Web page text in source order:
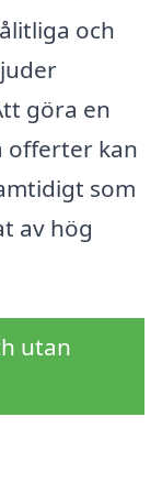
och
göra en
offerter kan
som
av hög
utan